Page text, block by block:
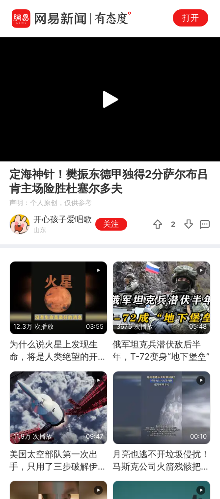
打开
Play
定海神针！樊振东德甲独得2分萨尔布吕
肯主场险胜杜塞尔多夫
声明：个人原创，仅供参考
开心孩子爱唱歌
山东
关注 2
12.3万 次播放 03:55
为什么说火星上发现生
命，将是人类绝望的开
3675 次播放 05:48
俄军坦克兵潜伏敌后半
年，T-72变身“地下堡垒”
11.9万 次播放 09:47
美国太空部队第一次出
手，只用了三步破解伊朗
防空
00:10
月亮也逃不开垃圾侵扰！
马斯克公司火箭残骸把月
球撞个坑